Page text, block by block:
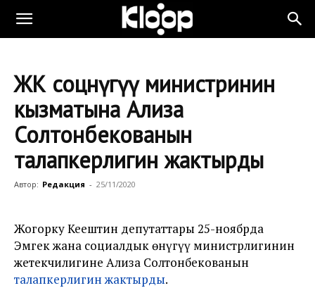
ЖК соцөнүгүү министринин
кызматына Ализа
Солтонбекованын
талапкерлигин жактырды
Автор: Редакция - 25/11/2020
Жогорку Кеңештин депутаттары 25-ноябрда
Эмгек жана социалдык өнүгүү министрлигинин
жетекчилигине Ализа Солтонбекованын
талапкерлигин жактырды.